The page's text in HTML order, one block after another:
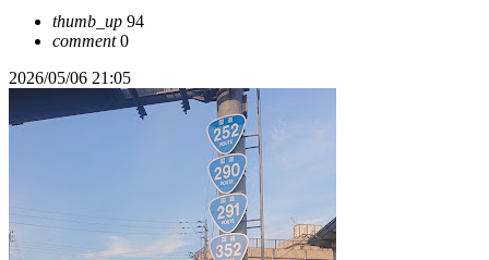
thumb_up 94
comment0
2026/05/06 21:05